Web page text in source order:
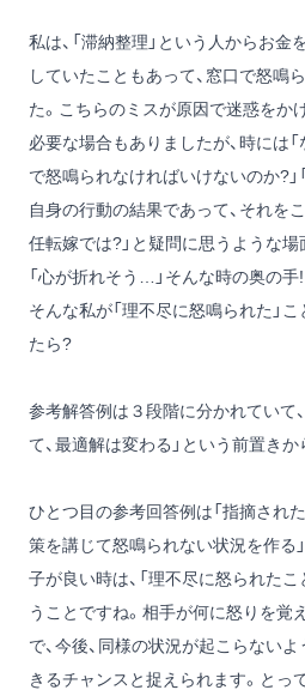
私は、「滞納整理」という人からお金
していたこともあって、窓口で怒鳴
た。こちらのミスが原因で迷惑をか
必要な場合もありましたが、時には
で怒鳴られなければいけないのか?」
自身の行動の結果であって、それを
任転嫁では?」と疑問に思うような場
「心が折れそう…」そんな時の奥の手!
そんな私が「理不尽に怒鳴られた」
たら?
参考解答例は３段階に分かれていて
て、最適解は変わる」という前置きか
ひとつ目の参考回答例は「指摘され
策を講じて怒鳴られない状況を作る
子が良い時は、「理不尽に怒られた
うことですね。相手が何に怒りを覚
で、今後、同様の状況が起こらない
きるチャンスと捉えられます。とっ